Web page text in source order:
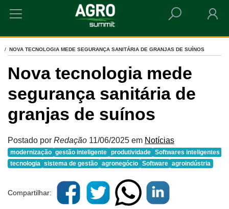
HOME
NOVA TECNOLOGIA MEDE SEGURANÇA SANITÁRIA DE GRANJAS DE SUÍNOS
Nova tecnologia mede
segurança sanitária de
granjas de suínos
Postado por Redação 11/06/2025 em Notícias
modernização gestão inteligente produtividade Softwares inteligentes
tecnologia sistema de gestão agronegócio Software agroindústria
Compartilhar: